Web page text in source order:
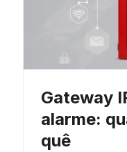
Gateway
alarme:
quê